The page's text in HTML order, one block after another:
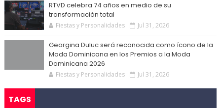
RTVD celebra 74 años en medio de su
transformación total
Fiestas y Personalidades Jul 31, 2026
Georgina Duluc será reconocida como ícono de la
Moda Dominicana en los Premios a la Moda
Dominicana 2026
Fiestas y Personalidades Jul 31, 2026
TAGS